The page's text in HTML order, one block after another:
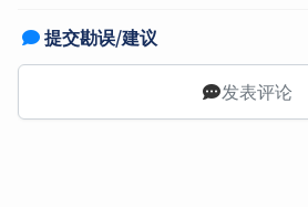
提交勘误/建议
发表评论